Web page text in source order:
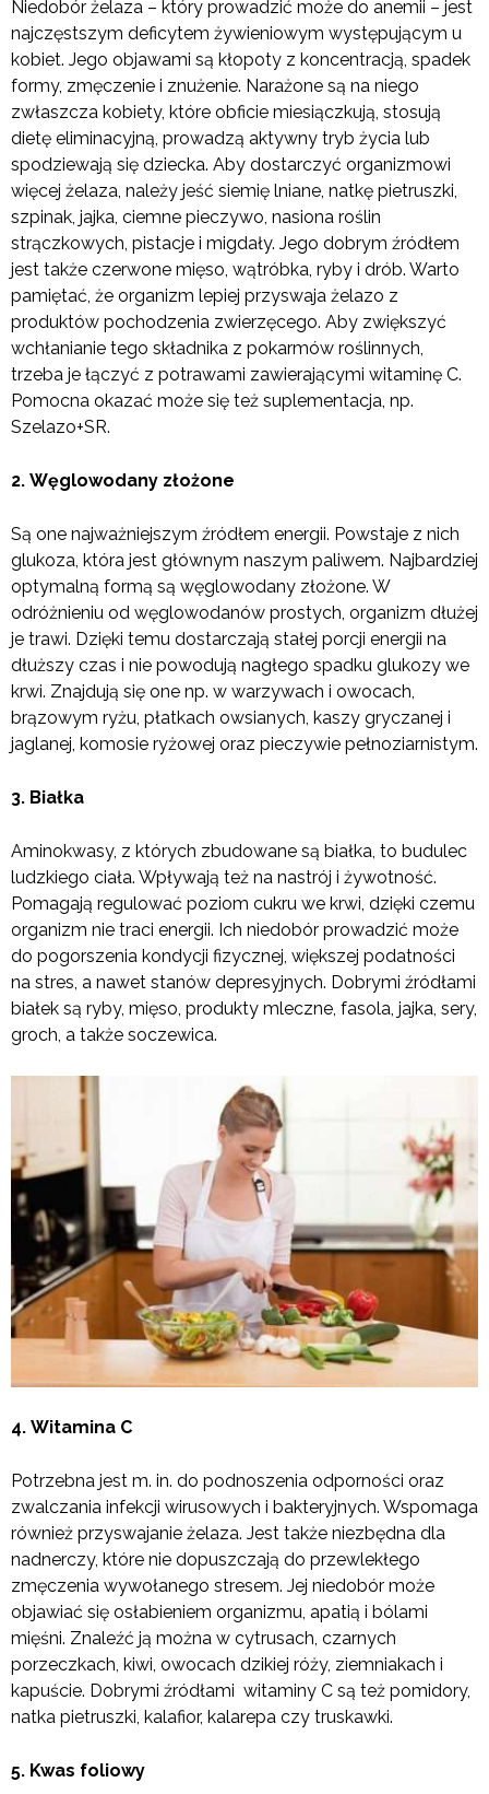
Niedobór żelaza – który prowadzić może do anemii – jest
najczęstszym deficytem żywieniowym występującym u
kobiet. Jego objawami są kłopoty z koncentracją, spadek
formy, zmęczenie i znużenie. Narażone są na niego
zwłaszcza kobiety, które obficie miesiączkują, stosują
dietę eliminacyjną, prowadzą aktywny tryb życia lub
spodziewają się dziecka. Aby dostarczyć organizmowi
więcej żelaza, należy jeść siemię lniane, natkę pietruszki,
szpinak, jajka, ciemne pieczywo, nasiona roślin
strączkowych, pistacje i migdały. Jego dobrym źródłem
jest także czerwone mięso, wątróbka, ryby i drób. Warto
pamiętać, że organizm lepiej przyswaja żelazo z
produktów pochodzenia zwierzęcego. Aby zwiększyć
wchłanianie tego składnika z pokarmów roślinnych,
trzeba je łączyć z potrawami zawierającymi witaminę C.
Pomocna okazać może się też suplementacja, np.
Szelazo+SR.
2. Węglowodany złożone
Są one najważniejszym źródłem energii. Powstaje z nich
glukoza, która jest głównym naszym paliwem. Najbardziej
optymalną formą są węglowodany złożone. W
odróżnieniu od węglowodanów prostych, organizm dłużej
je trawi. Dzięki temu dostarczają stałej porcji energii na
dłuższy czas i nie powodują nagłego spadku glukozy we
krwi. Znajdują się one np. w warzywach i owocach,
brązowym ryżu, płatkach owsianych, kaszy gryczanej i
jaglanej, komosie ryżowej oraz pieczywie pełnoziarnistym.
3. Białka
Aminokwasy, z których zbudowane są białka, to budulec
ludzkiego ciała. Wpływają też na nastrój i żywotność.
Pomagają regulować poziom cukru we krwi, dzięki czemu
organizm nie traci energii. Ich niedobór prowadzić może
do pogorszenia kondycji fizycznej, większej podatności
na stres, a nawet stanów depresyjnych. Dobrymi źródłami
białek są ryby, mięso, produkty mleczne, fasola, jajka, sery,
groch, a także soczewica.
4. Witamina C
Potrzebna jest m. in. do podnoszenia odporności oraz
zwalczania infekcji wirusowych i bakteryjnych. Wspomaga
również przyswajanie żelaza. Jest także niezbędna dla
nadnerczy, które nie dopuszczają do przewlekłego
zmęczenia wywołanego stresem. Jej niedobór może
objawiać się osłabieniem organizmu, apatią i bólami
mięśni. Znaleźć ją można w cytrusach, czarnych
porzeczkach, kiwi, owocach dzikiej róży, ziemniakach i
kapuście. Dobrymi źródłami witaminy C są też pomidory,
natka pietruszki, kalafior, kalarepa czy truskawki.
5. Kwas foliowy